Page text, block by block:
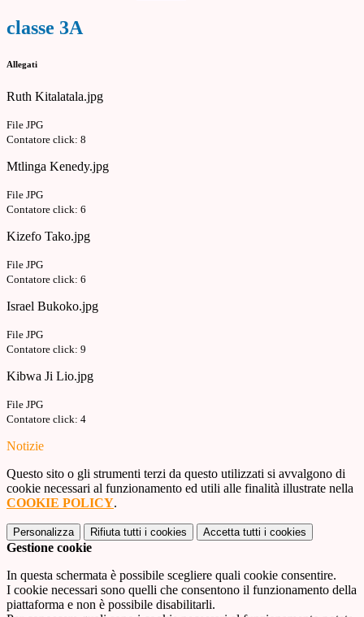
classe 3A
Allegati
Ruth Kitalatala.jpg
File JPG
Contatore click: 8
Mtlinga Kenedy.jpg
File JPG
Contatore click: 6
Kizefo Tako.jpg
File JPG
Contatore click: 6
Israel Bukoko.jpg
File JPG
Contatore click: 9
Kibwa Ji Lio.jpg
File JPG
Contatore click: 4
Notizie
Questo sito o gli strumenti terzi da questo utilizzati si avvalgono di
cookie necessari al funzionamento ed utili alle finalità illustrate nella
COOKIE POLICY.
Personalizza Rifiuta tutti i cookies Accetta tutti i cookies
Gestione cookie
In questa schermata è possibile scegliere quali cookie consentire.
I cookie necessari sono quelli che consentono il funzionamento della
piattaforma e non è possibile disabilitarli.